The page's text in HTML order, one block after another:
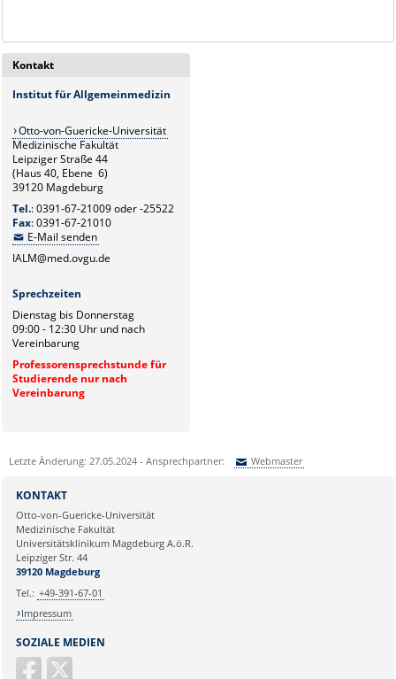
Kontakt
Institut für Allgemeinmedizin
Otto-von-Guericke-Universität
Medizinische Fakultät
Leipziger Straße 44
(Haus 40, Ebene 6)
39120 Magdeburg
Tel.: 0391-67-21009 oder -25522
Fax: 0391-67-21010
E-Mail senden
IALM@med.ovgu.de
Sprechzeiten
Dienstag bis Donnerstag
09:00 - 12:30 Uhr und nach
Vereinbarung
Professorensprechstunde für
Studierende nur nach
Vereinbarung
Letzte Änderung: 27.05.2024 - Ansprechpartner: Webmaster
Ihre E-Mailadresse:
Ihr Anliegen:
SOZIALE MEDIEN
KONTAKT
Otto-von-Guericke-Universität
Medizinische Fakultät
Universitätsklinikum Magdeburg A.ö.R.
Leipziger Str. 44
39120 Magdeburg
Tel.: +49-391-67-01
Impressum